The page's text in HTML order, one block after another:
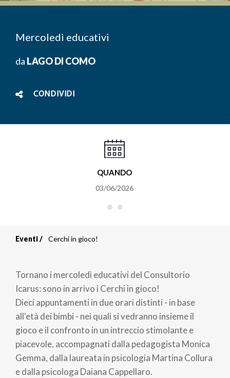
Mercoledì educativi
da LAGO DI COMO
CONDIVIDI
QUANDO
03/06/2026
di
pane
Eventi Cerchi in gioco!
Tornano i mercoledì educativi del Consultorio
Icarus: sono in arrivo i Cerchi in gioco!
Dieci appuntamenti in due orari distinti - in base
all'età dei bimbi - nei quali si vedranno insieme il
gioco e il confronto in un intreccio stimolante e
piacevole, accompagnati dalla pedagogista Monica
Gemma, dalla laureata in psicologia Martina Collura
e dalla psicologa Daiana Cappellaro.